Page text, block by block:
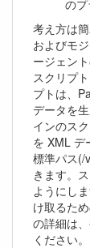
のプ
考え方は
およびモ
ージェン
スクリプ
プトは、
データを
インのス
を XML デ
標準パス(/
きます。
ようにし
け取るた
の詳細は
ください。